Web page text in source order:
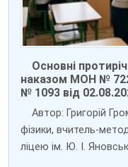
Основні
наказом МОН №
№ 1093 від
Автор: Григорій
фізики, вчитель-
ліцею ім. Ю. І.